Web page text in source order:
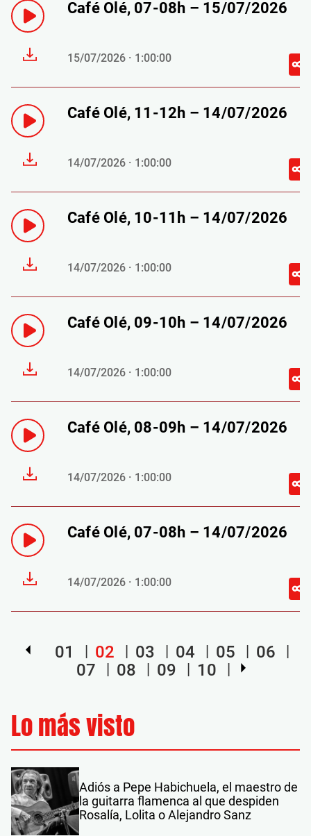
Café Olé, 07-08h – 15/07/2026
15/07/2026 · 1:00:00
Café Olé, 11-12h – 14/07/2026
14/07/2026 · 1:00:00
Café Olé, 10-11h – 14/07/2026
14/07/2026 · 1:00:00
Café Olé, 09-10h – 14/07/2026
14/07/2026 · 1:00:00
Café Olé, 08-09h – 14/07/2026
14/07/2026 · 1:00:00
Café Olé, 07-08h – 14/07/2026
14/07/2026 · 1:00:00
01 02 03 04 05
06
07
08 09 10
Lo más visto
Adiós a Pepe Habichuela, el maestro de
la guitarra flamenca al que despiden
Rosalía, Lolita o Alejandro Sanz